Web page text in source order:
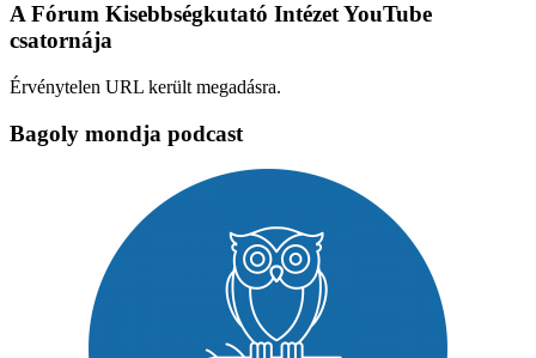
A Fórum Kisebbségkutató Intézet YouTube
csatornája
Érvénytelen URL került megadásra.
Bagoly mondja podcast